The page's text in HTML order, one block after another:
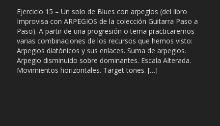
Ejercicio 15 – Un solo de Blues con arpegios (del libro
Improvisa con ARPEGIOS de la colección Guitarra Paso a
Paso). A partir de una progresión o tema practicaremos
varias combinaciones de los recursos que hemos visto:
Arpegios diatónicos y sus enlaces. Suma de arpegios.
Arpegio disminuido sobre dominantes. Escala Alterada.
Movimientos horizontales. Target tones. […]